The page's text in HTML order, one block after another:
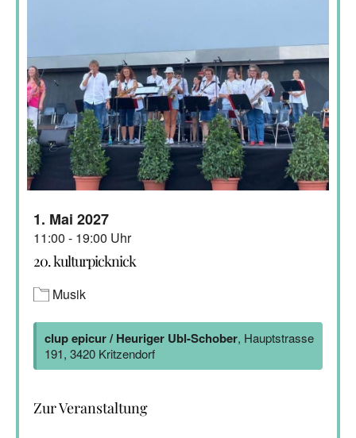
1. Mai 2027
11:00 - 19:00 Uhr
20. kulturpicknick
Musik
clup epicur / Heuriger Ubl-Schober, Hauptstrasse
191, 3420 Kritzendorf
Zur Veranstaltung